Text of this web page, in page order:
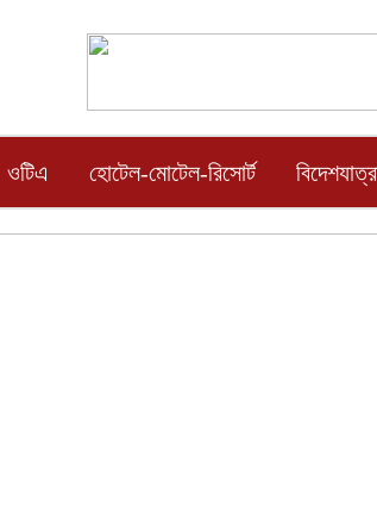
ওটিএ হোটেল-মোটেল-রিসোর্ট